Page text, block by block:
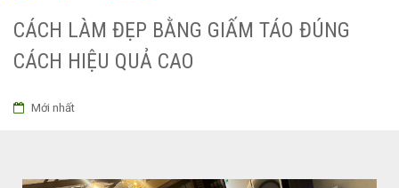
CÁCH LÀM ĐẸP BẰNG GIẤM TÁO ĐÚNG
CÁCH HIỆU QUẢ CAO
Mới nhất